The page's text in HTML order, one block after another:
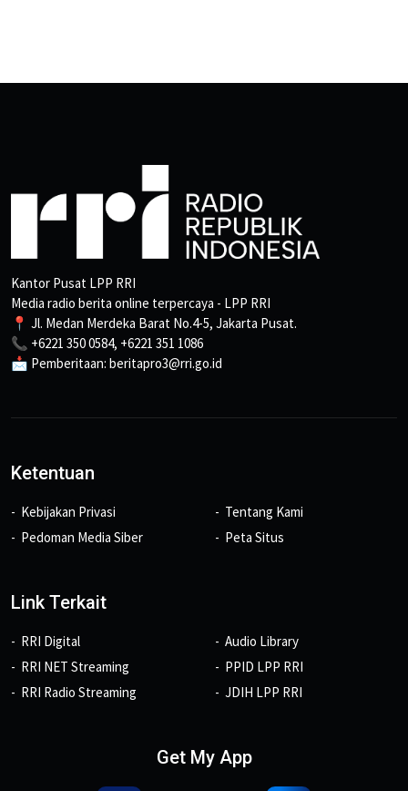
Kantor Pusat LPP RRI
Media radio berita online terpercaya - LPP RRI
📍 Jl. Medan Merdeka Barat No.4-5, Jakarta Pusat.
📞 +6221 350 0584, +6221 351 1086
📩 Pemberitaan: beritapro3@rri.go.id
Ketentuan
Kebijakan Privasi
Pedoman Media Siber
Tentang Kami
Peta Situs
Link Terkait
RRI Digital
RRI NET Streaming
RRI Radio Streaming
Audio Library
PPID LPP RRI
JDIH LPP RRI
Get My App